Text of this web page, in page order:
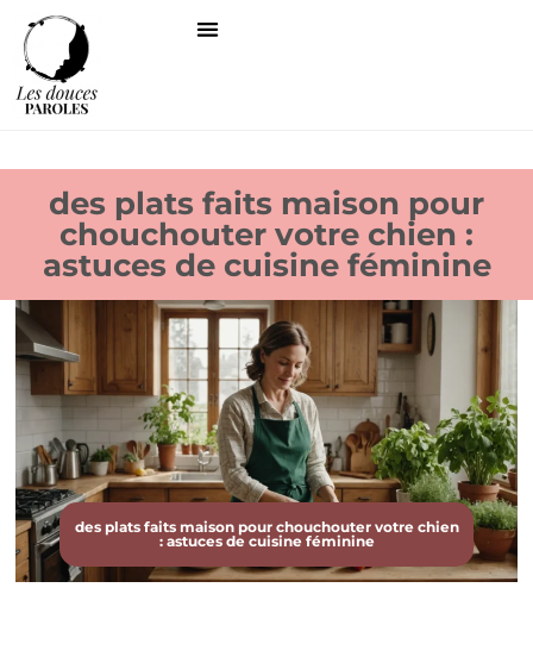
des plats faits maison pour
chouchouter votre chien :
astuces de cuisine féminine
des plats faits maison pour chouchouter votre chien
: astuces de cuisine féminine